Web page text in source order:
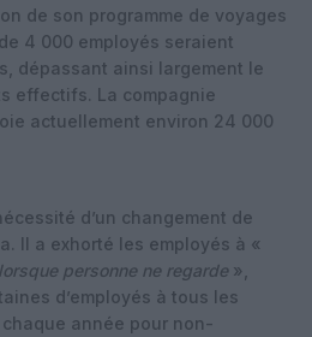
de son programme de voyages
4 000 employés seraient
dépassant ainsi largement le
effectifs. La compagnie
actuellement environ 24 000
d’un changement de
Il a exhorté les employés à «
personne ne regarde »,
d’employés à tous les
année pour non-